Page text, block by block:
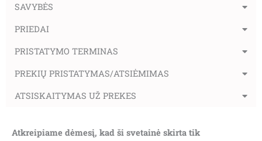
SAVYBĖS
PRIEDAI
PRISTATYMO TERMINAS
PREKIŲ PRISTATYMAS/ATSIĖMIMAS
ATSISKAITYMAS UŽ PREKES
Atkreipiame dėmesį, kad ši svetainė skirta tik